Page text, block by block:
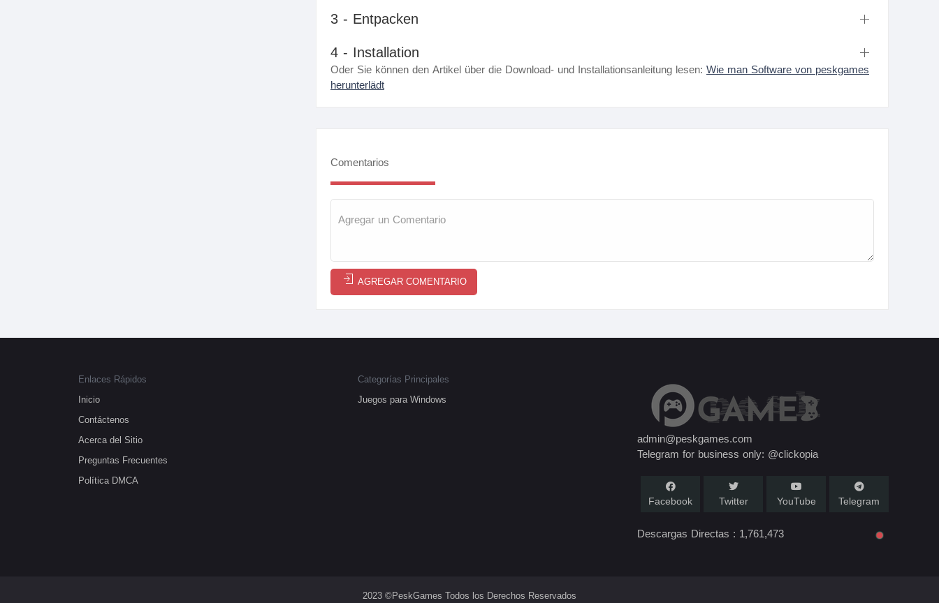
3 - Entpacken
4 - Installation
Oder Sie können den Artikel über die Download- und Installationsanleitung lesen: Wie man Software von peskgames
herunterlädt
Comentarios
AGREGAR COMENTARIO
Enlaces Rápidos
Inicio
Contáctenos
Acerca del Sitio
Preguntas Frecuentes
Política DMCA
Categorías Principales
Juegos para Windows
admin@peskgames.com
Telegram for business only: @clickopia
Facebook Twitter YouTube Telegram
Descargas Directas : 1,761,473
2023 ©PeskGames Todos los Derechos Reservados